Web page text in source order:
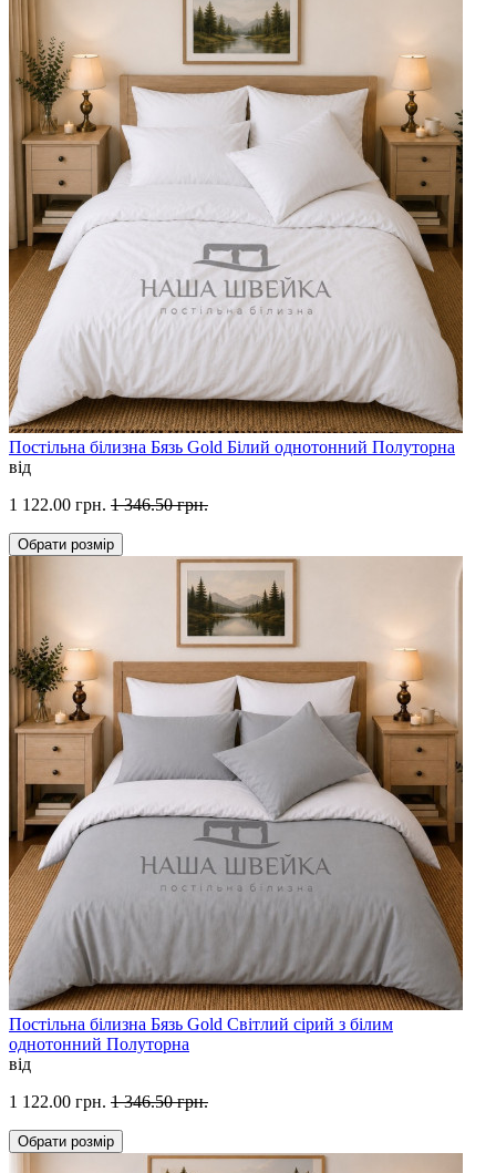
Постільна білизна Бязь Gold Білий однотонний Полуторна
від
1 122.00 грн. 1 346.50 грн.
Обрати розмір
Постільна білизна Бязь Gold Світлий сірий з білим
однотонний Полуторна
від
1 122.00 грн. 1 346.50 грн.
Обрати розмір